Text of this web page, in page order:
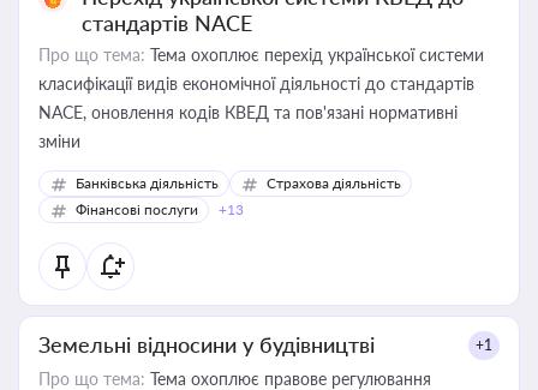
стандартів NACE
Про що тема: Тема охоплює перехід української системи
класифікації видів економічної діяльності до стандартів
NACE, оновлення кодів КВЕД та пов'язані нормативні
зміни
Банківська діяльність
Страхова діяльність
Фінансові послуги
+13
Земельні відносини у будівництві +1
Про що тема: Тема охоплює правове регулювання